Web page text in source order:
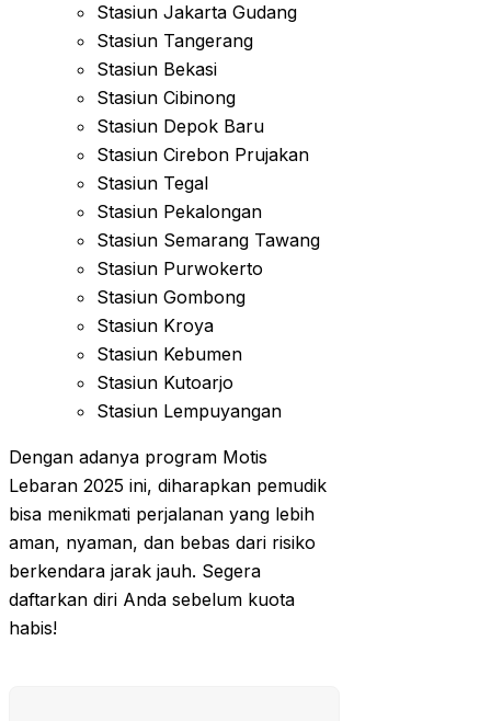
Stasiun Jakarta Gudang
Stasiun Tangerang
Stasiun Bekasi
Stasiun Cibinong
Stasiun Depok Baru
Stasiun Cirebon Prujakan
Stasiun Tegal
Stasiun Pekalongan
Stasiun Semarang Tawang
Stasiun Purwokerto
Stasiun Gombong
Stasiun Kroya
Stasiun Kebumen
Stasiun Kutoarjo
Stasiun Lempuyangan
Dengan adanya program Motis
Lebaran 2025 ini, diharapkan pemudik
bisa menikmati perjalanan yang lebih
aman, nyaman, dan bebas dari risiko
berkendara jarak jauh. Segera
daftarkan diri Anda sebelum kuota
habis!